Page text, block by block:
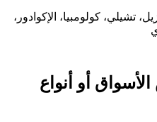
تشيلي، كولومبيا، الإكوادور،
أو أنواع